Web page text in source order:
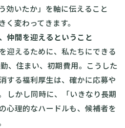
効いたか」を軸に伝えること
変わってきます。
仲間を迎えるということ
迎えるために、私たちにできる
、住まい、初期費用。こうした
する福利厚生は、確かに応募や
しかし同時に、「いきなり長期
心理的なハードルも、候補者を